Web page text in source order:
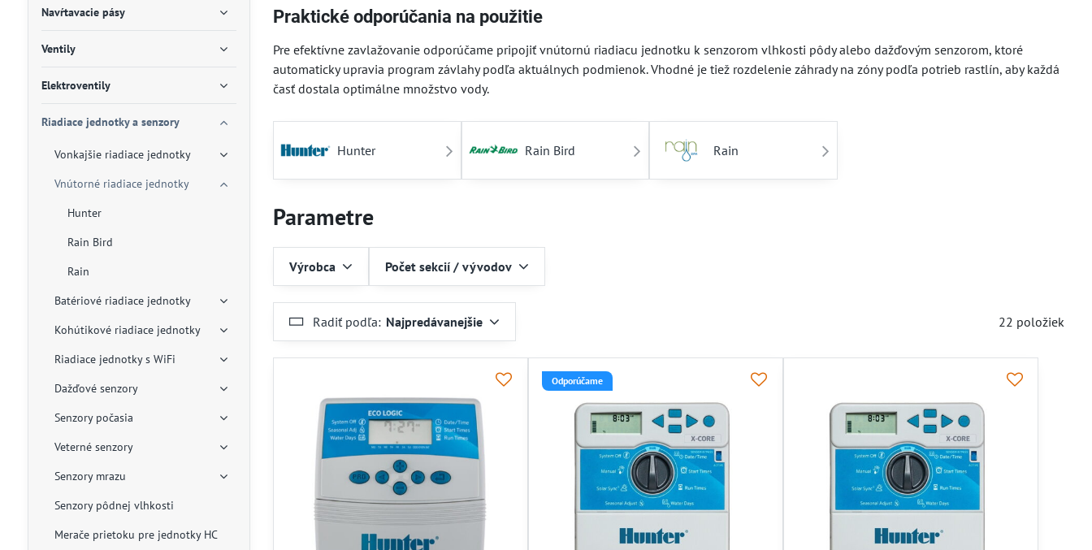
Praktické odporúčania na použitie
Pre efektívne zavlažovanie odporúčame pripojiť vnútornú riadiacu jednotku k senzorom vlhkosti pôdy alebo dažďovým senzorom, ktoré
automaticky upravia program závlahy podľa aktuálnych podmienok. Vhodné je tiež rozdelenie záhrady na zóny podľa potrieb rastlín, aby každá
časť dostala optimálne množstvo vody.
Hunter Rain Bird Rain
Radiť podľa: Najpredávanejšie 22 položiek
Odporúčame
Parametre
Výrobca Počet sekcií / vývodov
Navŕtavacie pásy
Ventily
Elektroventily
Riadiace jednotky a senzory
Vonkajšie riadiace jednotky
Vnútorné riadiace jednotky
Hunter
Rain Bird
Rain
Batériové riadiace jednotky
Kohútikové riadiace jednotky
Riadiace jednotky s WiFi
Dažďové senzory
Senzory počasia
Veterné senzory
Senzory mrazu
Senzory pôdnej vlhkosti
Merače prietoku pre jednotky HC